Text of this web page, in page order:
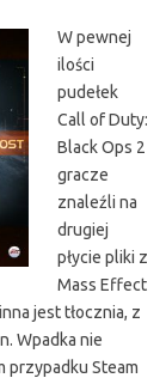
W pewnej
ilości
pudełek
Call of Duty:
Black Ops 2
gracze
znaleźli na
drugiej
płycie pliki z
Mass Effect
jest tłocznia, z
Wpadka nie
przypadku Steam